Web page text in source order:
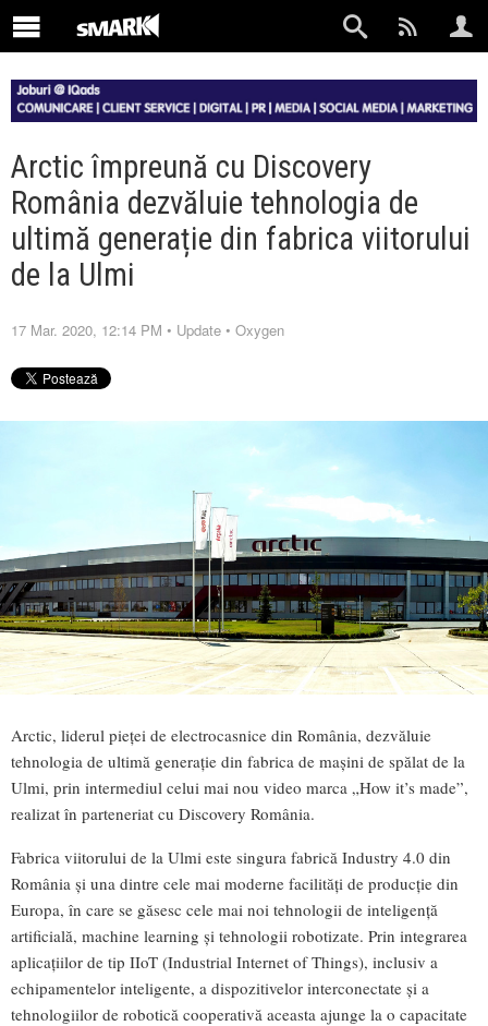
Arctic împreună cu Discovery
România dezvăluie tehnologia de
ultimă generație din fabrica viitorului
de la Ulmi
17 Mar. 2020, 12:14 PM • Update • Oxygen
Arctic, liderul pieței de electrocasnice din România, dezvăluie
tehnologia de ultimă generație din fabrica de mașini de spălat de la
Ulmi, prin intermediul celui mai nou video marca „How it’s made”,
realizat în parteneriat cu Discovery România.
Fabrica viitorului de la Ulmi este singura fabrică Industry 4.0 din
România și una dintre cele mai moderne facilități de producție din
Europa, în care se găsesc cele mai noi tehnologii de inteligență
artificială, machine learning și tehnologii robotizate. Prin integrarea
aplicațiilor de tip IIoT (Industrial Internet of Things), inclusiv a
echipamentelor inteligente, a dispozitivelor interconectate și a
tehnologiilor de robotică cooperativă aceasta ajunge la o capacitate